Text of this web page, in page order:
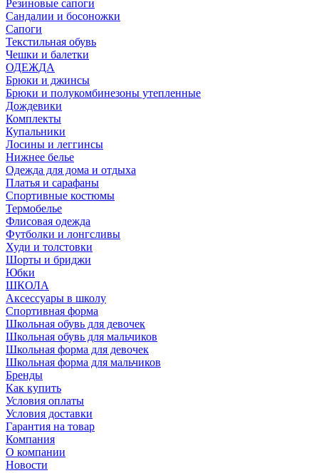
Резиновые сапоги
Сандалии и босоножки
Сапоги
Текстильная обувь
Чешки и балетки
ОДЕЖДА
Брюки и джинсы
Брюки и полукомбинезоны утепленные
Дождевики
Комплекты
Купальники
Лосины и леггинсы
Нижнее белье
Одежда для дома и отдыха
Платья и сарафаны
Спортивные костюмы
Термобелье
Флисовая одежда
Футболки и лонгсливы
Худи и толстовки
Шорты и бриджи
Юбки
ШКОЛА
Аксессуары в школу
Спортивная форма
Школьная обувь для девочек
Школьная обувь для мальчиков
Школьная форма для девочек
Школьная форма для мальчиков
Бренды
Как купить
Условия оплаты
Условия доставки
Гарантия на товар
Компания
О компании
Новости